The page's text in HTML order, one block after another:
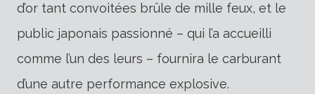
d’or tant convoitées brûle de mille feux, et le
public japonais passionné – qui l’a accueilli
comme l’un des leurs – fournira le carburant
d’une autre performance explosive.